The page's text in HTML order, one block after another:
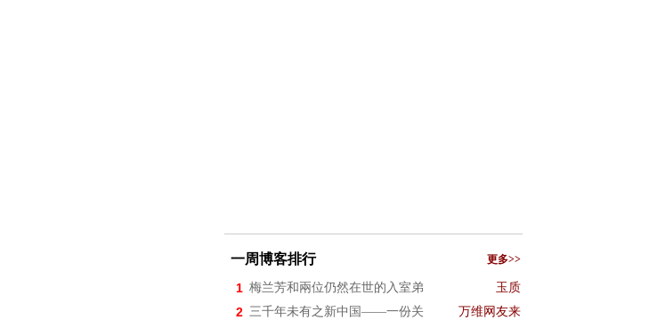
一周博客排行 更多>>
1 梅兰芳和兩位仍然在世的入室弟 玉质
2 三千年未有之新中国——一份关 万维网友来